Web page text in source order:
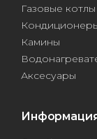
Газовые котлы
Камины
Аксесуары